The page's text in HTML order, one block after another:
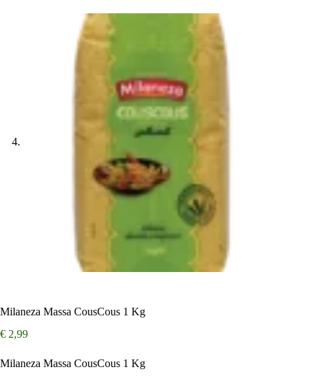
Milaneza Massa CousCous 1 Kg
€ 2,99
Milaneza Massa CousCous 1 Kg